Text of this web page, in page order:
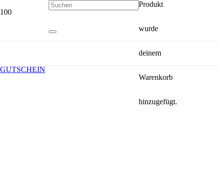
Produkt
wurde
deinem
Warenkorb
hinzugefügt.
GUTSCHEIN